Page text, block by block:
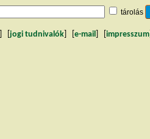
tárolás
jogi tudnivalók e-mail impresszum